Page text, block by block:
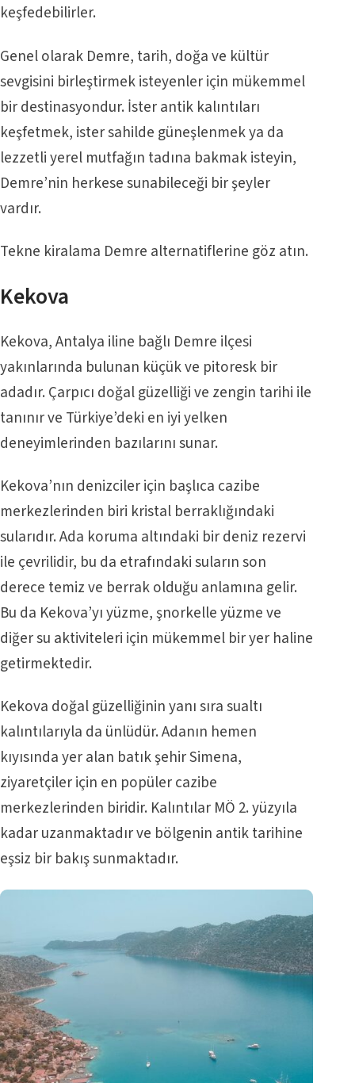
keşfedebilirler.
Genel olarak Demre, tarih, doğa ve kültür
sevgisini birleştirmek isteyenler için mükemmel
bir destinasyondur. İster antik kalıntıları
keşfetmek, ister sahilde güneşlenmek ya da
lezzetli yerel mutfağın tadına bakmak isteyin,
Demre’nin herkese sunabileceği bir şeyler
vardır.
Tekne kiralama Demre alternatiflerine göz atın.
Kekova
Kekova, Antalya iline bağlı Demre ilçesi
yakınlarında bulunan küçük ve pitoresk bir
adadır. Çarpıcı doğal güzelliği ve zengin tarihi ile
tanınır ve Türkiye’deki en iyi yelken
deneyimlerinden bazılarını sunar.
Kekova’nın denizciler için başlıca cazibe
merkezlerinden biri kristal berraklığındaki
sularıdır. Ada koruma altındaki bir deniz rezervi
ile çevrilidir, bu da etrafındaki suların son
derece temiz ve berrak olduğu anlamına gelir.
Bu da Kekova’yı yüzme, şnorkelle yüzme ve
diğer su aktiviteleri için mükemmel bir yer haline
getirmektedir.
Kekova doğal güzelliğinin yanı sıra sualtı
kalıntılarıyla da ünlüdür. Adanın hemen
kıyısında yer alan batık şehir Simena,
ziyaretçiler için en popüler cazibe
merkezlerinden biridir. Kalıntılar MÖ 2. yüzyıla
kadar uzanmaktadır ve bölgenin antik tarihine
eşsiz bir bakış sunmaktadır.